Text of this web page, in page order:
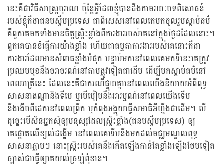
នេះគឺជាវិធីសាស្រ្តបុរាណ ប៉ុន្តែអ្វីដែលខ្ញុំបានដឹងតាមរយៈបទពិសោធន៍
របស់ខ្ញុំគឺថាជនបស្ចឹមប្រទេស ជាពិសេសនៅពេលគេមកចូលរួមស្តាប់ធម៌
គឺពួកគេមកទាំងមានចិត្តស្រិ្តះខ្លាំងពីការងាររបស់គេនៅក្នុងថ្ងៃដដែលនោះ។
ពួកគេបានខំធ្វើការយ៉ាងខ្លាំង ហើយជាធម្មតាការងាររបស់គេនោះគឺជា
ការងារដែលមានសំពាធខ្លាំងបំផុត បន្ទាប់មកនៅពេលគេមកទីនេះគេត្រូវ
ប្រឈមមុខនឹងចរាចរណ៍នៅតាមផ្លូវទៀតជាដើម ដើម្បីមកស្តាប់ធម៌នៅ
ពេលរាត្រីនេះ ដែលនេះគឺជាករណីផ្ទុយគ្នានៅពេលយើងនិយាយអំពីពុទ្ធ
សាសនាឥណ្ឌានិងទីបេ ឬបើបៀបនឹងអារម្មណ៍នៅពេលយើងទើប
នឹងងើបពីដេកនៅពេលព្រឹក ឬកំពុងអង្គុយធ្វើសមាធិអីហ្នឹងជាដើម។ បើ
ដូច្នេះបើសិនអ្នកសុំឲ្យមនុស្សដែលស្រ្តិះខ្លាំង(ជនបស្ចឹមប្រទេស) ឲ្យ
គេផ្តោតលើខ្យល់ដង្ហើម នៅពេលគេទើបនឹងមកដល់មជ្ឈមណ្ឌលពុទ្ធ
សាសនាភ្លាមៗ នោះស្រ្តិះរបស់គេនឹងកើតឡើងកាន់តែខ្លាំងឡើងថែមទៀត
ច្បាស់ជាធ្វើឲ្យគេយល់ច្រឡំពុំខាន។